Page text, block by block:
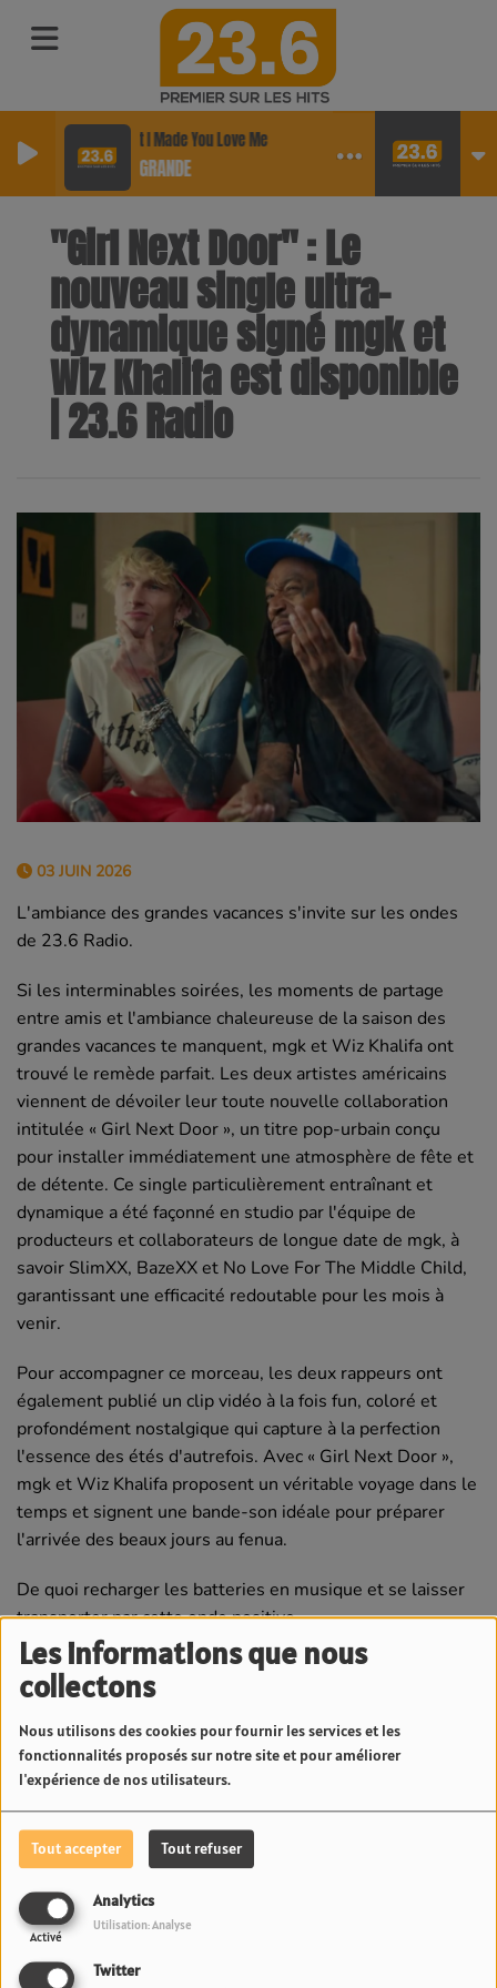
Les informations que nous
collectons
Nous utilisons des cookies pour fournir les services et les
fonctionnalités proposés sur notre site et pour améliorer
l'expérience de nos utilisateurs.
Tout accepter Tout refuser
Analytics
Activé
Utilisation: Analyse
Twitter
Hate That I Made You Love Me
ARIANA GRANDE
"Girl Next Door" : Le
nouveau single ultra-
dynamique signé mgk et
Wiz Khalifa est disponible
| 23.6 Radio
03 JUIN 2026
L'ambiance des grandes vacances s'invite sur les ondes
de 23.6 Radio.
Si les interminables soirées, les moments de partage
entre amis et l'ambiance chaleureuse de la saison des
grandes vacances te manquent, mgk et Wiz Khalifa ont
trouvé le remède parfait. Les deux artistes américains
viennent de dévoiler leur toute nouvelle collaboration
intitulée « Girl Next Door », un titre pop-urbain conçu
pour installer immédiatement une atmosphère de fête et
de détente. Ce single particulièrement entraînant et
dynamique a été façonné en studio par l'équipe de
producteurs et collaborateurs de longue date de mgk, à
savoir SlimXX, BazeXX et No Love For The Middle Child,
garantissant une efficacité redoutable pour les mois à
venir.
Pour accompagner ce morceau, les deux rappeurs ont
également publié un clip vidéo à la fois fun, coloré et
profondément nostalgique qui capture à la perfection
l'essence des étés d'autrefois. Avec « Girl Next Door »,
mgk et Wiz Khalifa proposent un véritable voyage dans le
temps et signent une bande-son idéale pour préparer
l'arrivée des beaux jours au fenua.
De quoi recharger les batteries en musique et se laisser
transporter par cette onde positive.
Voir aussi
Pakalolo thérapeutique en
Polynésie : Neuf
agriculteurs et cinq
variétés officiellement